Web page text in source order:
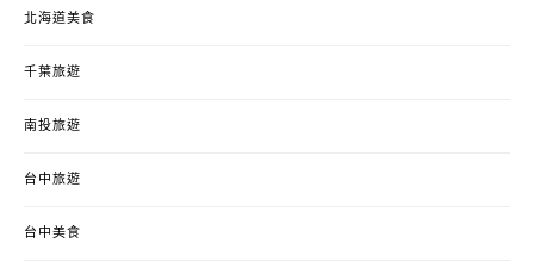
北海道美食
千葉旅遊
南投旅遊
台中旅遊
台中美食